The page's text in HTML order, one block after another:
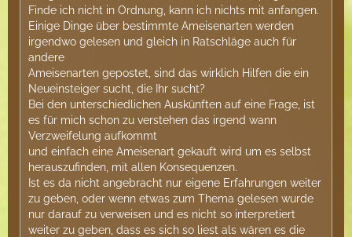
Finde ich nicht in Ordnung, kann ich nichts mit anfangen.
Einige Dinge über bestimmte Ameisenarten werden
irgendwo gelesen und gleich in Ratschläge auch für
andere
Ameisenarten gepostet, sind das wirklich Hilfen die ein
Neueinsteiger sucht, die Ihr sucht?
Bei den unterschiedlichen Auskünften auf eine Frage, ist
es für mich schon zu verstehen das irgend wann
Verzweifelung aufkommt
und einfach eine Ameisenart gekauft wird um es selbst
herauszufinden, mit allen Konsequenzen.
Ist es da nicht angebracht nur eigene Erfahrungen weiter
zu geben, oder wenn etwas zum Thema gelesen wurde
nur darauf zu verweisen und es nicht so interpretiert
weiter zu geben, dass es sich so liest als wären es die